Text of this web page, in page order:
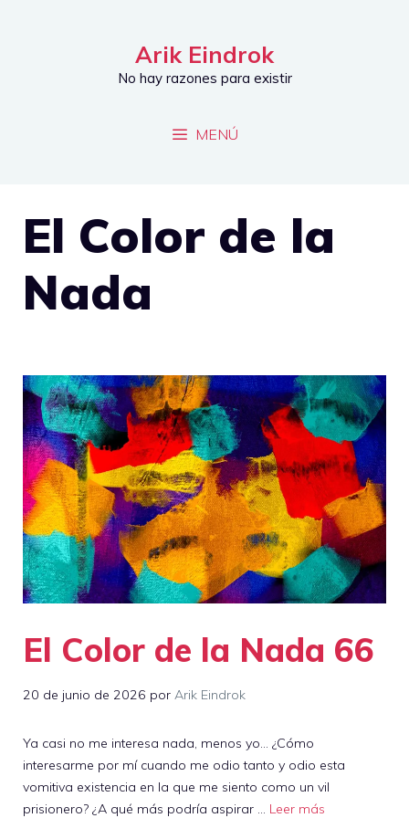
Arik Eindrok
No hay razones para existir
MENÚ
El Color de la
Nada
El Color de la Nada 66
20 de junio de 2026 por Arik Eindrok
Ya casi no me interesa nada, menos yo… ¿Cómo
interesarme por mí cuando me odio tanto y odio esta
vomitiva existencia en la que me siento como un vil
prisionero? ¿A qué más podría aspirar … Leer más